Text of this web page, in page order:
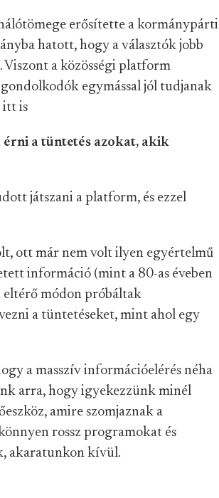
erősítette a kormánypárti
hatott, hogy a választók jobb
Viszont a közösségi platform
egymással jól tudjanak
itt is
érni a tüntetés azokat, akik
játszani a platform, és ezzel
ott már nem volt ilyen egyértelmű
információ (mint a 80-as éveben
eltérő módon próbáltak
a tüntetéseket, mint ahol egy
a masszív információelérés néha
arra, hogy igyekezzünk minél
amire szomjaznak a
rossz programokat és
akaratunkon kívül.